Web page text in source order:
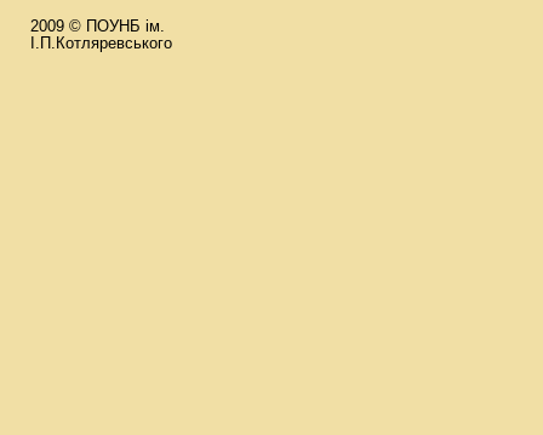
2009 © ПОУНБ ім.
І.П.Котляревського